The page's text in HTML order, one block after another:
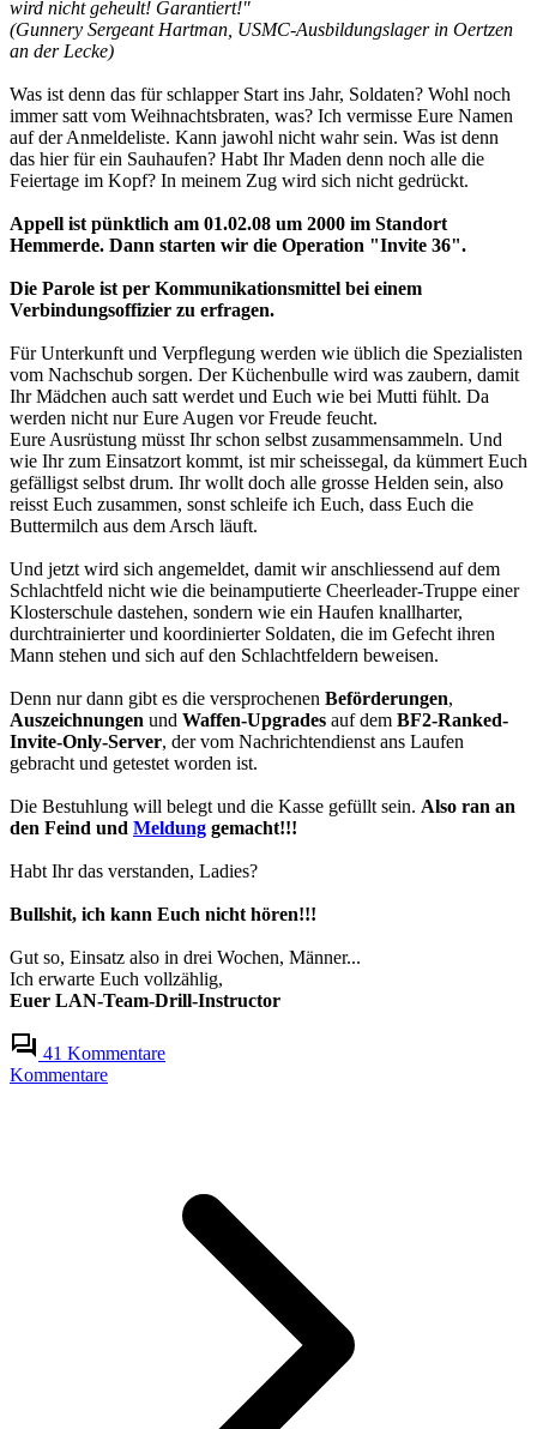
wird nicht geheult! Garantiert!"
(Gunnery Sergeant Hartman, USMC-Ausbildungslager in Oertzen
an der Lecke)
Was ist denn das für schlapper Start ins Jahr, Soldaten? Wohl noch
immer satt vom Weihnachtsbraten, was? Ich vermisse Eure Namen
auf der Anmeldeliste. Kann jawohl nicht wahr sein. Was ist denn
das hier für ein Sauhaufen? Habt Ihr Maden denn noch alle die
Feiertage im Kopf? In meinem Zug wird sich nicht gedrückt.
Appell ist pünktlich am 01.02.08 um 2000 im Standort
Hemmerde. Dann starten wir die Operation "Invite 36".
Die Parole ist per Kommunikationsmittel bei einem
Verbindungsoffizier zu erfragen.
Für Unterkunft und Verpflegung werden wie üblich die Spezialisten
vom Nachschub sorgen. Der Küchenbulle wird was zaubern, damit
Ihr Mädchen auch satt werdet und Euch wie bei Mutti fühlt. Da
werden nicht nur Eure Augen vor Freude feucht.
Eure Ausrüstung müsst Ihr schon selbst zusammensammeln. Und
wie Ihr zum Einsatzort kommt, ist mir scheissegal, da kümmert Euch
gefälligst selbst drum. Ihr wollt doch alle grosse Helden sein, also
reisst Euch zusammen, sonst schleife ich Euch, dass Euch die
Buttermilch aus dem Arsch läuft.
Und jetzt wird sich angemeldet, damit wir anschliessend auf dem
Schlachtfeld nicht wie die beinamputierte Cheerleader-Truppe einer
Klosterschule dastehen, sondern wie ein Haufen knallharter,
durchtrainierter und koordinierter Soldaten, die im Gefecht ihren
Mann stehen und sich auf den Schlachtfeldern beweisen.
Denn nur dann gibt es die versprochenen Beförderungen,
Auszeichnungen und Waffen-Upgrades auf dem BF2-Ranked-
Invite-Only-Server, der vom Nachrichtendienst ans Laufen
gebracht und getestet worden ist.
Die Bestuhlung will belegt und die Kasse gefüllt sein. Also ran an
den Feind und Meldung gemacht!!!
Habt Ihr das verstanden, Ladies?
Bullshit, ich kann Euch nicht hören!!!
Gut so, Einsatz also in drei Wochen, Männer...
Ich erwarte Euch vollzählig,
Euer LAN-Team-Drill-Instructor
41 Kommentare
Kommentare